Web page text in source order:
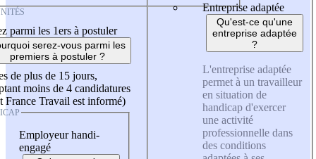
parmi les 1ers à postuler
serez-vous parmi les
premiers à postuler ?
de plus de 15 jours,
moins de 4 candidatures
France Travail est informé)
Employeur handi-
engagé
Entreprise adaptée
Qu'est-ce qu'une
entreprise adaptée
?
L'entreprise adaptée
permet à un travailleur
en situation de
handicap d'exercer
une activité
professionnelle dans
des conditions